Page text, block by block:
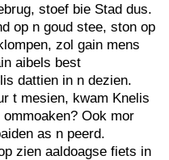
stoef bie Stad dus.
op n goud stee, ston op
zol gain mens
aibels best
dattien in n dezien.
t mesien, kwam Knelis
Ook mor
as n peerd.
zien aaldoagse fiets in